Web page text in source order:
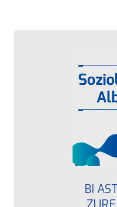
BI